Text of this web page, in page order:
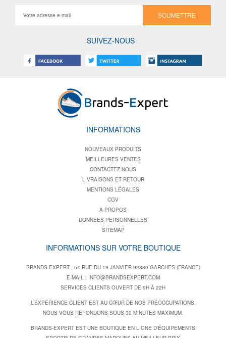
SOUMETTRE
SUIVEZ-NOUS
INFORMATIONS
NOUVEAUX PRODUITS
MEILLEURES VENTES
CONTACTEZ-NOUS
LIVRAISONS ET RETOUR
MENTIONS LÉGALES
CGV
A PROPOS
DONNÉES PERSONNELLES
SITEMAP
INFORMATIONS SUR VOTRE BOUTIQUE
BRANDS-EXPERT , 54 RUE DU 19 JANVIER 92380 GARCHES (FRANCE)
E-MAIL : INFO@BRANDSEXPERT.COM
SERVICES CLIENTS OUVERT DE 9H À 22H
L’EXPÉRIENCE CLIENT EST AU CŒUR DE NOS PRÉOCCUPATIONS,
NOUS VOUS RÉPONDONS SOUS 30 MINUTES MAXIMUM.
BRANDS-EXPERT EST UNE BOUTIQUE EN LIGNE D'ÉQUIPEMENTS